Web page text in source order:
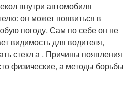
внутри автомобиля
он может появиться в
погоду. Сам по себе он не
видимость для водителя,
стекл а . Причины появления
физические, а методы борьбы